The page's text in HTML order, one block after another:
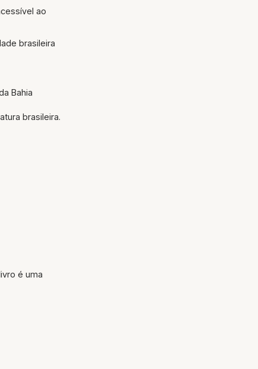
ao
brasileira
Bahia
brasileira.
é uma